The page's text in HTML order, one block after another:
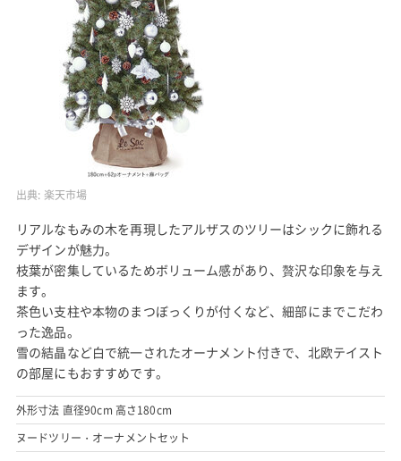
出典: 楽天市場
リアルなもみの木を再現したアルザスのツリーはシックに飾れる
デザインが魅力。
枝葉が密集しているためボリューム感があり、贅沢な印象を与え
ます。
茶色い支柱や本物のまつぼっくりが付くなど、細部にまでこだわ
った逸品。
雪の結晶など白で統一されたオーナメント付きで、北欧テイスト
の部屋にもおすすめです。
外形寸法 直径90cm 高さ180cm
ヌードツリー・オーナメントセット